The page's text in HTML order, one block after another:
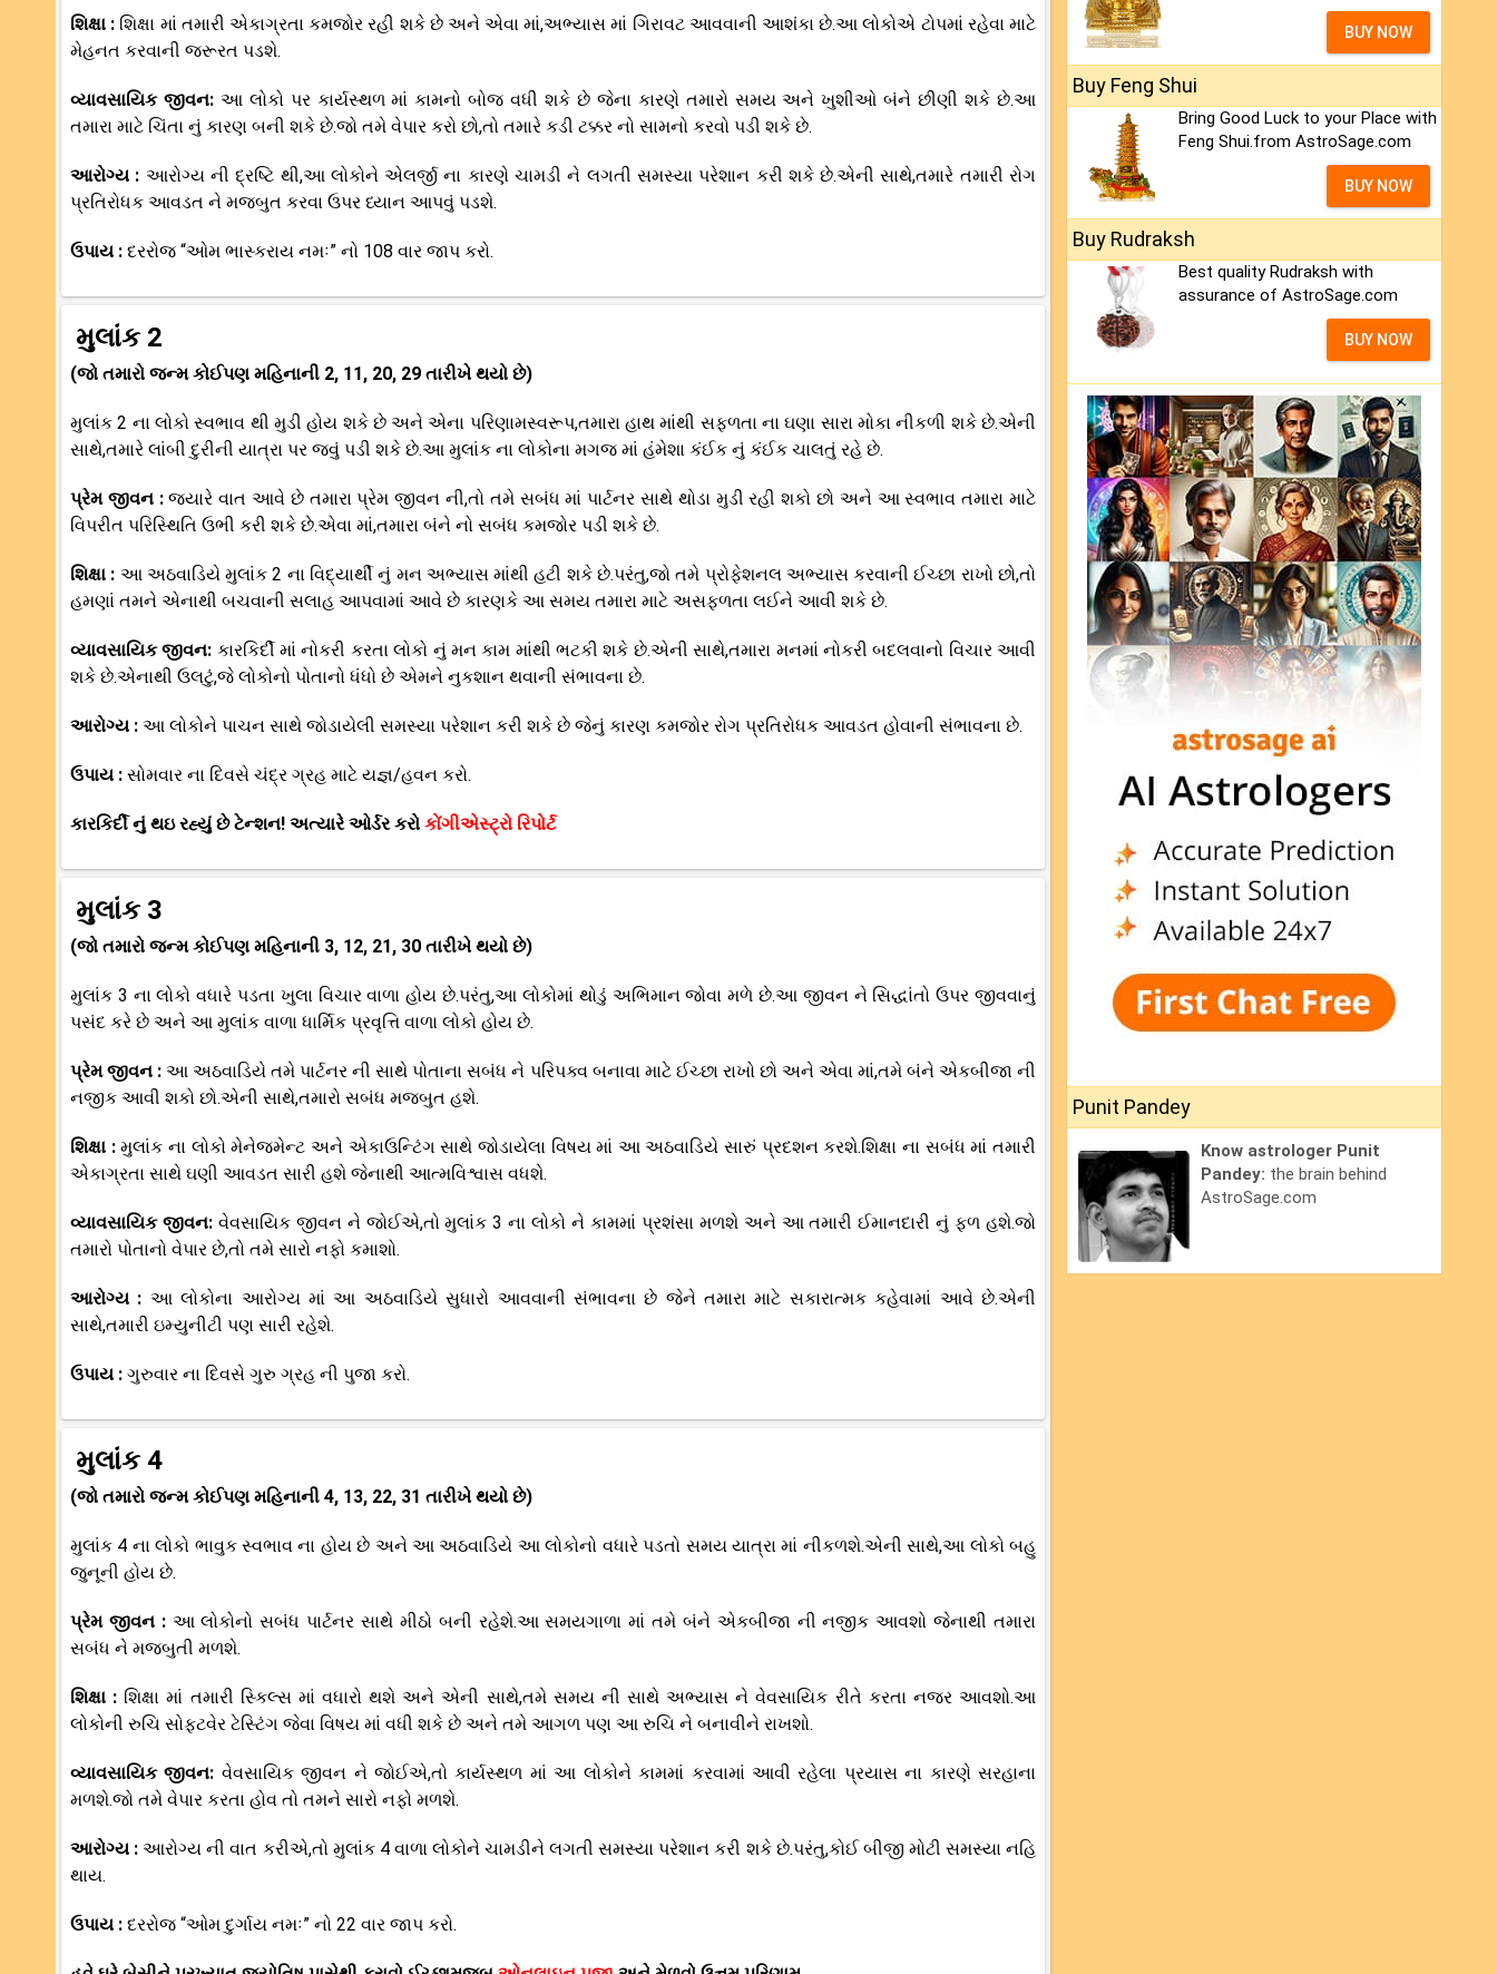
શિક્ષા : શિક્ષા માં તમારી એકાગ્રતા કમજોર રહી શકે છે અને એવા માં,અભ્યાસ માં ગિરાવટ આવવાની આશંકા છે.આ લોકોએ ટોપમાં રહેવા માટે
મેહનત કરવાની જરૂરત પડશે.
વ્યાવસાયિક જીવન: આ લોકો પર કાર્યસ્થળ માં કામનો બોજ વધી શકે છે જેના કારણે તમારો સમય અને ખુશીઓ બંને છીણી શકે છે.આ
તમારા માટે ચિંતા નું કારણ બની શકે છે.જો તમે વેપાર કરો છો,તો તમારે કડી ટક્કર નો સામનો કરવો પડી શકે છે.
આરોગ્ય : આરોગ્ય ની દ્રષ્ટિ થી,આ લોકોને એલર્જી ના કારણે ચામડી ને લગતી સમસ્યા પરેશાન કરી શકે છે.એની સાથે,તમારે તમારી રોગ
પ્રતિરોધક આવડત ને મજબુત કરવા ઉપર ધ્યાન આપવું પડશે.
ઉપાય : દરરોજ “ઓમ ભાસ્કરાય નમઃ” નો 108 વાર જાપ કરો.
મુલાંક 2
(જો તમારો જન્મ કોઈપણ મહિનાની 2, 11, 20, 29 તારીખે થયો છે)
મુલાંક 2 ના લોકો સ્વભાવ થી મુડી હોય શકે છે અને એના પરિણામસ્વરૂપ,તમારા હાથ માંથી સફળતા ના ઘણા સારા મોકા નીકળી શકે છે.એની
સાથે,તમારે લાંબી દુરીની યાત્રા પર જવું પડી શકે છે.આ મુલાંક ના લોકોના મગજ માં હંમેશા કંઈક નું કંઈક ચાલતું રહે છે.
પ્રેમ જીવન :જયારે વાત આવે છે તમારા પ્રેમ જીવન ની,તો તમે સબંધ માં પાર્ટનર સાથે થોડા મુડી રહી શકો છો અને આ સ્વભાવ તમારા માટે
વિપરીત પરિસ્થિતિ ઉભી કરી શકે છે.એવા માં,તમારા બંને નો સબંધ કમજોર પડી શકે છે.
શિક્ષા : આ અઠવાડિયે મુલાંક 2 ના વિદ્યાર્થી નું મન અભ્યાસ માંથી હટી શકે છે.પરંતુ,જો તમે પ્રોફેશનલ અભ્યાસ કરવાની ઈચ્છા રાખો છો,તો
હમણાં તમને એનાથી બચવાની સલાહ આપવામાં આવે છે કારણકે આ સમય તમારા માટે અસફળતા લઈને આવી શકે છે.
વ્યાવસાયિક જીવન: કારકિર્દી માં નોકરી કરતા લોકો નું મન કામ માંથી ભટકી શકે છે.એની સાથે,તમારા મનમાં નોકરી બદલવાનો વિચાર આવી
શકે છે.એનાથી ઉલટું,જે લોકોનો પોતાનો ધંધો છે એમને નુકશાન થવાની સંભાવના છે.
આરોગ્ય : આ લોકોને પાચન સાથે જોડાયેલી સમસ્યા પરેશાન કરી શકે છે જેનું કારણ કમજોર રોગ પ્રતિરોધક આવડત હોવાની સંભાવના છે.
ઉપાય : સોમવાર ના દિવસે ચંદ્ર ગ્રહ માટે યજ્ઞ/હવન કરો.
કારકિર્દી નું થઇ રહ્યું છે ટેન્શન! અત્યારે ઓર્ડર કરો કોંગીએસ્ટ્રો રિપોર્ટ
મુલાંક 3
(જો તમારો જન્મ કોઈપણ મહિનાની 3, 12, 21, 30 તારીખે થયો છે)
મુલાંક 3 ના લોકો વધારે પડતા ખુલા વિચાર વાળા હોય છે.પરંતુ,આ લોકોમાં થોડું અભિમાન જોવા મળે છે.આ જીવન ને સિદ્ધાંતો ઉપર જીવવાનું
પસંદ કરે છે અને આ મુલાંક વાળા ધાર્મિક પ્રવૃત્તિ વાળા લોકો હોય છે.
પ્રેમ જીવન :આ અઠવાડિયે તમે પાર્ટનર ની સાથે પોતાના સબંધ ને પરિપક્વ બનાવા માટે ઈચ્છા રાખો છો અને એવા માં,તમે બંને એકબીજા ની
નજીક આવી શકો છો.એની સાથે,તમારો સબંધ મજબુત હશે.
શિક્ષા :મુલાંક ના લોકો મેનેજમેન્ટ અને એકાઉન્ટિંગ સાથે જોડાયેલા વિષય માં આ અઠવાડિયે સારું પ્રદશન કરશે.શિક્ષા ના સબંધ માં તમારી
એકાગ્રતા સાથે ઘણી આવડત સારી હશે જેનાથી આત્મવિશ્વાસ વધશે.
વ્યાવસાયિક જીવન: વેવસાયિક જીવન ને જોઈએ,તો મુલાંક 3 ના લોકો ને કામમાં પ્રશંસા મળશે અને આ તમારી ઈમાનદારી નું ફળ હશે.જો
તમારો પોતાનો વેપાર છે,તો તમે સારો નફો કમાશો.
આરોગ્ય : આ લોકોના આરોગ્ય માં આ અઠવાડિયે સુધારો આવવાની સંભાવના છે જેને તમારા માટે સકારાત્મક કહેવામાં આવે છે.એની
સાથે,તમારી ઇમ્યુનીટી પણ સારી રહેશે.
ઉપાય : ગુરુવાર ના દિવસે ગુરુ ગ્રહ ની પુજા કરો.
મુલાંક 4
(જો તમારો જન્મ કોઈપણ મહિનાની 4, 13, 22, 31 તારીખે થયો છે)
મુલાંક 4 ના લોકો ભાવુક સ્વભાવ ના હોય છે અને આ અઠવાડિયે આ લોકોનો વધારે પડતો સમય યાત્રા માં નીકળશે.એની સાથે,આ લોકો બહુ
જુનૂની હોય છે.
પ્રેમ જીવન : આ લોકોનો સબંધ પાર્ટનર સાથે મીઠો બની રહેશે.આ સમયગાળા માં તમે બંને એકબીજા ની નજીક આવશો જેનાથી તમારા
સબંધ ને મજબુતી મળશે.
શિક્ષા : શિક્ષા માં તમારી સ્કિલ્સ માં વધારો થશે અને એની સાથે,તમે સમય ની સાથે અભ્યાસ ને વેવસાયિક રીતે કરતા નજર આવશો.આ
લોકોની રુચિ સોફ્ટવેર ટેસ્ટિંગ જેવા વિષય માં વધી શકે છે અને તમે આગળ પણ આ રુચિ ને બનાવીને રાખશો.
વ્યાવસાયિક જીવન: વેવસાયિક જીવન ને જોઈએ,તો કાર્યસ્થળ માં આ લોકોને કામમાં કરવામાં આવી રહેલા પ્રયાસ ના કારણે સરહાના
મળશે.જો તમે વેપાર કરતા હોવ તો તમને સારો નફો મળશે.
આરોગ્ય :આરોગ્ય ની વાત કરીએ,તો મુલાંક 4 વાળા લોકોને ચામડીને લગતી સમસ્યા પરેશાન કરી શકે છે.પરંતુ,કોઈ બીજી મોટી સમસ્યા નહિ
થાય.
ઉપાય : દરરોજ “ઓમ દુર્ગાય નમઃ” નો 22 વાર જાપ કરો.
BUY NOW
Buy Feng Shui
Bring Good Luck to your Place with
Feng Shui.from AstroSage.com
BUY NOW
Buy Rudraksh
Best quality Rudraksh with
assurance of AstroSage.com
BUY NOW
Punit Pandey
Know astrologer Punit
Pandey: the brain behind
AstroSage.com